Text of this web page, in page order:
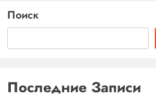
Поиск
Последние Записи